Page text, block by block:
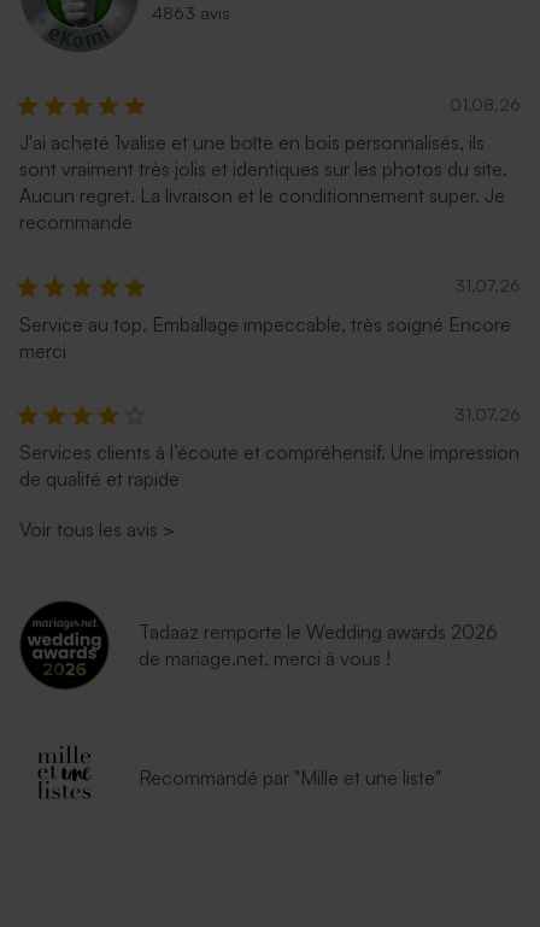
4863 avis
01.08.26
J'ai acheté 1valise et une boîte en bois personnalisés, ils
sont vraiment très jolis et identiques sur les photos du site.
Aucun regret. La livraison et le conditionnement super. Je
recommande
31.07.26
Service au top. Emballage impeccable, très soigné Encore
merci
31.07.26
Services clients à l’écoute et compréhensif. Une impression
de qualité et rapide
Voir tous les avis >
Tadaaz remporte le Wedding awards 2026
de mariage.net, merci à vous !
Recommandé par "Mille et une liste"